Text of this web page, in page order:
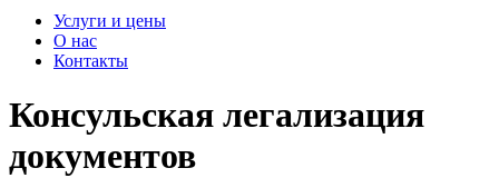
Услуги и цены
О нас
Контакты
Консульская легализация
документов